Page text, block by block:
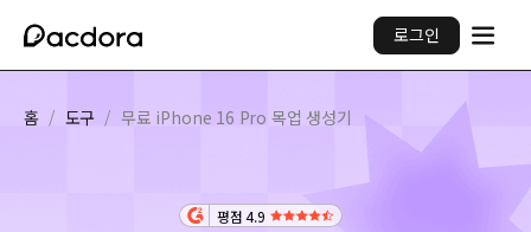
로그인
홈 / 도구 / 무료 iPhone 16 Pro 목업 생성기
평점 4.9